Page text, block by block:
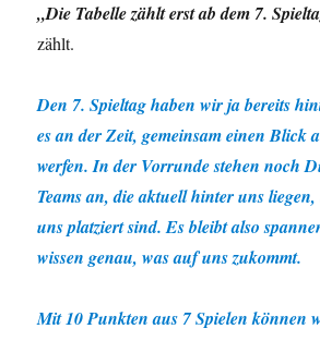
„Die Tabelle zählt erst ab dem 7.
zählt.
Den 7. Spieltag haben wir ja bereits
es an der Zeit, gemeinsam einen Blick
werfen. In der Vorrunde stehen noch
Teams an, die aktuell hinter uns
uns platziert sind. Es bleibt also
wissen genau, was auf uns zukommt.
Mit 10 Punkten aus 7 Spielen können